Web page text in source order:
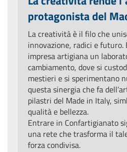
protagonista del
La creatività è il filo che
innovazione, radici e futuro.
impresa artigiana un
cambiamento, dove si
mestieri e si sperimentano
questa sinergia che fa
pilastri del Made in Italy,
qualità e bellezza.
Entrare in Confartigianato
una rete che trasforma il
forza condivisa.